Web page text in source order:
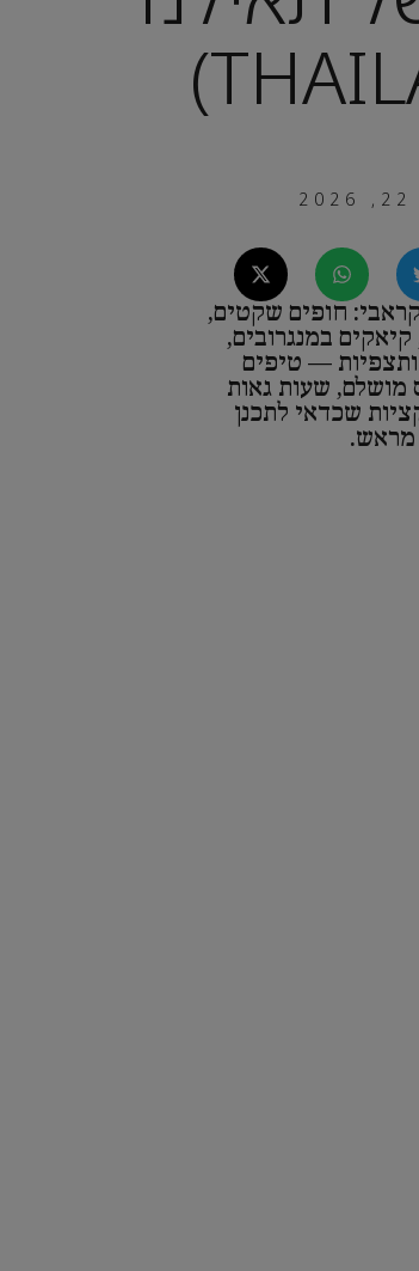
חופים שקטים,
במנגרובים,
— טיפים
מושלם, שעות גאות
שכדאי לתכנן
מראש.